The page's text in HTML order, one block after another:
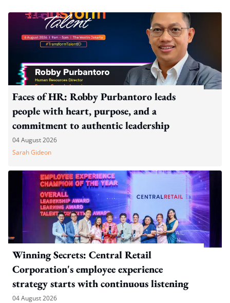
Faces of HR: Robby Purbantoro leads
people with heart, purpose, and a
commitment to authentic leadership
04 August 2026
Sarah Gideon
Winning Secrets: Central Retail
Corporation's employee experience
strategy starts with continuous listening
04 August 2026